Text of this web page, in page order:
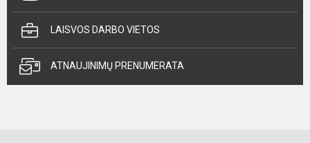
LAISVOS DARBO VIETOS
ATNAUJINIMŲ PRENUMERATA